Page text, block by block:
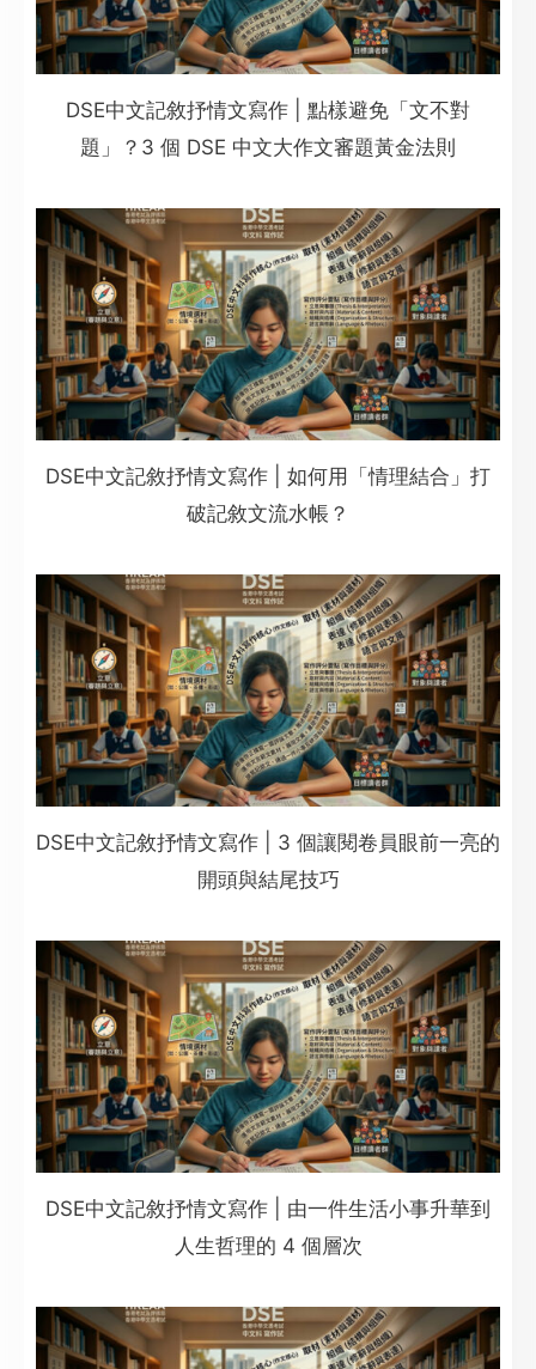
DSE中文記敘抒情文寫作 | 點樣避免「文不對
題」？3 個 DSE 中文大作文審題黃金法則
DSE中文記敘抒情文寫作 | 如何用「情理結合」打
破記敘文流水帳？
DSE中文記敘抒情文寫作 | 3 個讓閱卷員眼前一亮的
開頭與結尾技巧
DSE中文記敘抒情文寫作 | 由一件生活小事升華到
人生哲理的 4 個層次